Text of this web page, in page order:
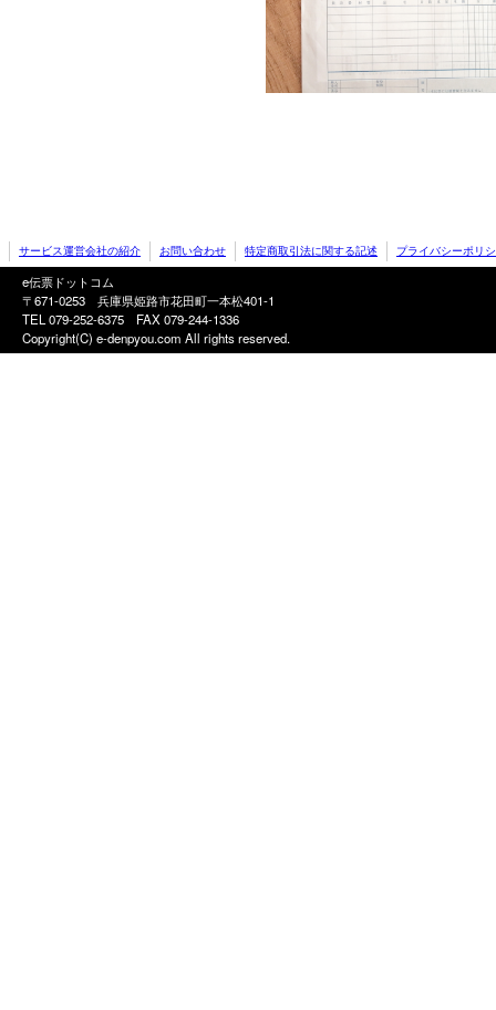
サービス運営会社の紹介 お問い合わせ 特定商取引法に関する記述 プライバシーポリ
e伝票ドットコム
〒671-0253 兵庫県姫路市花田町一本松401-1
TEL 079-252-6375 FAX 079-244-1336
Copyright(C) e-denpyou.com All rights reserved.